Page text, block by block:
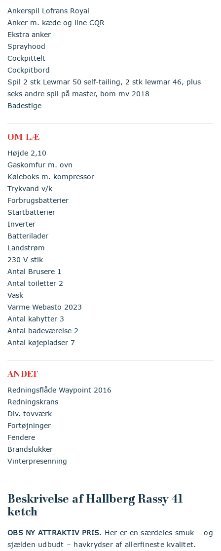
Ankerspil Lofrans Royal
Anker m. kæde og line CQR
Ekstra anker
Sprayhood
Cockpittelt
Cockpitbord
Spil 2 stk Lewmar 50 self-tailing, 2 stk lewmar 46, plus
seks andre spil på master, bom mv 2018
Badestige
OM LÆ
Højde 2,10
Gaskomfur m. ovn
Køleboks m. kompressor
Trykvand v/k
Forbrugsbatterier
Startbatterier
Inverter
Batterilader
Landstrøm
230 V stik
Antal Brusere 1
Antal toiletter 2
Vask
Varme Webasto 2023
Antal kahytter 3
Antal badeværelse 2
Antal køjepladser 7
ANDET
Redningsflåde Waypoint 2016
Redningskrans
Div. tovværk
Fortøjninger
Fendere
Brandslukker
Vinterpresenning
Beskrivelse af Hallberg Rassy 41
ketch
OBS NY ATTRAKTIV PRIS. Her er en særdeles smuk – og
sjælden udbudt – havkrydser af allerfineste kvalitet.